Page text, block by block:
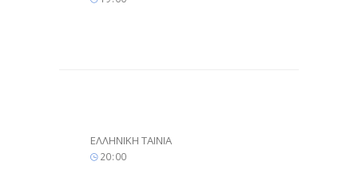
ΕΛΛΗΝΙΚΗ ΤΑΙΝΙΑ
20:00